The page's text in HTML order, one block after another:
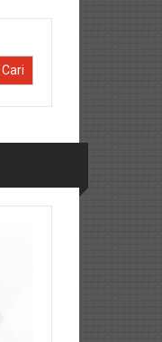
Cari